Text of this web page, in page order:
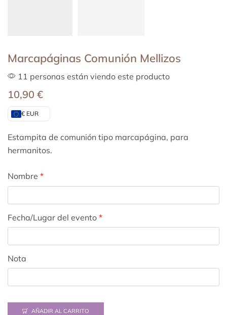
Marcapáginas Comunión Mellizos
11 personas están viendo este producto
10,90 €
€ EUR
Estampita de comunión tipo marcapágina, para
hermanitos.
Nombre *
Fecha/Lugar del evento *
Nota
AÑADIR AL CARRITO